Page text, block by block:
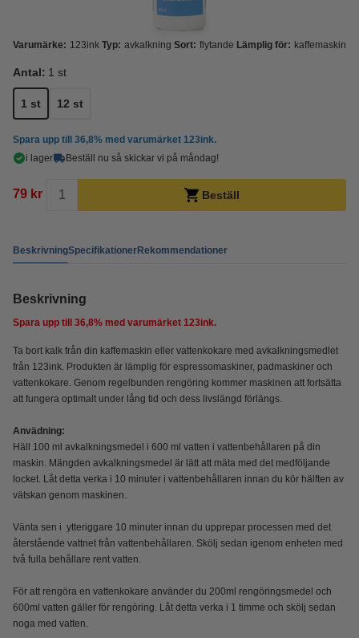
Varumärke: 123ink Typ: avkalkning Sort: flytande Lämplig för: kaffemaskin
Antal: 1 st
1 st 12 st
Spara upp till 36,8% med varumärket 123ink.
i lager
Beställ nu så skickar vi på måndag!
79 kr Beställ
BeskrivningSpecifikationerRekommendationer
Beskrivning
Spara upp till 36,8% med varumärket 123ink.
Ta bort kalk från din kaffemaskin eller vattenkokare med avkalkningsmedlet
från 123ink. Produkten är lämplig för espressomaskiner, padmaskiner och
vattenkokare. Genom regelbunden rengöring kommer maskinen att fortsätta
att fungera optimalt under lång tid och dess livslängd förlängs.
Anvädning:
Häll 100 ml avkalkningsmedel i 600 ml vatten i vattenbehållaren på din
maskin. Mängden avkalkningsmedel är lätt att mäta med det medföljande
locket. Låt detta verka i 10 minuter i vattenbehållaren innan du kör hälften av
vätskan genom maskinen.
Vänta sen i ytteriggare 10 minuter innan du upprepar processen med det
återstående vattnet från vattenbehållaren. Skölj sedan igenom enheten med
två fulla behållare rent vatten.
För att rengöra en vattenkokare använder du 200ml rengöringsmedel och
600ml vatten gäller för rengöring. Låt detta verka i 1 timme och skölj sedan
noga med vatten.